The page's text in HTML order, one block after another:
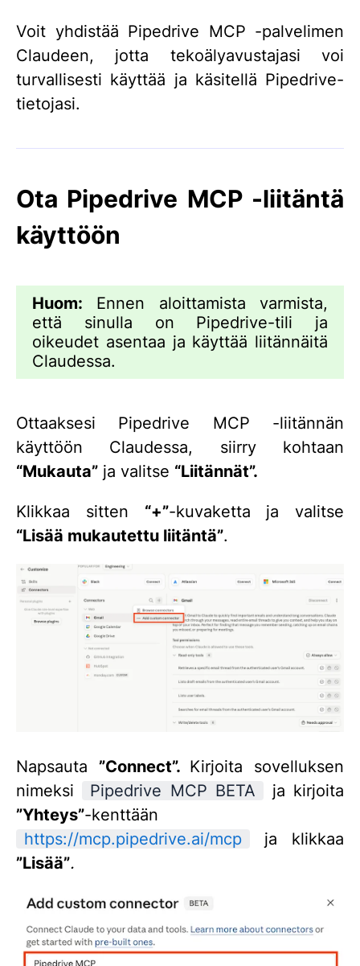
Voit yhdistää Pipedrive MCP -palvelimen
Claudeen, jotta tekoälyavustajasi voi
turvallisesti käyttää ja käsitellä Pipedrive-
tietojasi.
Ota Pipedrive MCP -liitäntä
käyttöön
Huom: Ennen aloittamista varmista,
että sinulla on Pipedrive-tili ja
oikeudet asentaa ja käyttää liitännäitä
Claudessa.
Ottaaksesi Pipedrive MCP -liitännän
käyttöön Claudessa, siirry kohtaan
“Mukauta” ja valitse “Liitännät”.
Klikkaa sitten “+”-kuvaketta ja valitse
“Lisää mukautettu liitäntä”.
Napsauta ”Connect”. Kirjoita sovelluksen
nimeksi
Pipedrive MCP BETA
ja kirjoita
”Yhteys”-kenttään
https://mcp.pipedrive.ai/mcp
ja klikkaa
”Lisää”.